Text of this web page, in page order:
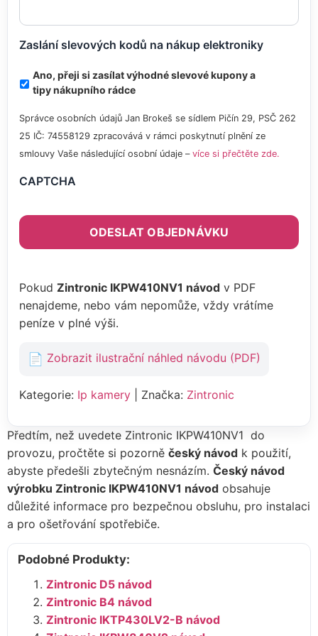
Zaslání slevových kodů na nákup elektroniky
Ano, přeji si zasílat výhodné slevové kupony a
tipy nákupního rádce
Správce osobních údajů Jan Brokeš se sídlem Pičín 29, PSČ 262
25 IČ: 74558129 zpracovává v rámci poskytnutí plnění ze
smlouvy Vaše následující osobní údaje – více si přečtěte zde.
CAPTCHA
Pokud Zintronic IKPW410NV1 návod v PDF
nenajdeme, nebo vám nepomůže, vždy vrátíme
peníze v plné výši.
Zobrazit ilustrační náhled návodu (PDF)
Kategorie: Ip kamery | Značka: Zintronic
Předtím, než uvedete Zintronic IKPW410NV1 do
provozu, pročtěte si pozorně český návod k použití,
abyste předešli zbytečným nesnázím. Český návod
výrobku Zintronic IKPW410NV1 návod obsahuje
důležité informace pro bezpečnou obsluhu, pro instalaci
a pro ošetřování spotřebiče.
Podobné Produkty:
Zintronic D5 návod
Zintronic B4 návod
Zintronic IKTP430LV2-B návod